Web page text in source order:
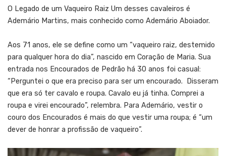
O Legado de um Vaqueiro Raiz Um desses cavaleiros é
Ademário Martins, mais conhecido como Ademário Aboiador.
Aos 71 anos, ele se define como um “vaqueiro raiz, destemido
para qualquer hora do dia”, nascido em Coração de Maria. Sua
entrada nos Encourados de Pedrão há 30 anos foi casual:
“Perguntei o que era preciso para ser um encourado. Disseram
que era só ter cavalo e roupa. Cavalo eu já tinha. Comprei a
roupa e virei encourado”, relembra. Para Ademário, vestir o
couro dos Encourados é mais do que vestir uma roupa; é “um
dever de honrar a profissão de vaqueiro”.